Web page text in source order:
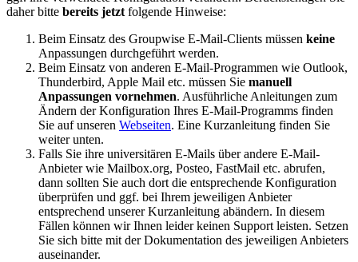
daher bitte bereits jetzt folgende Hinweise:
Beim Einsatz des Groupwise E-Mail-Clients müssen keine
Anpassungen durchgeführt werden.
Beim Einsatz von anderen E-Mail-Programmen wie Outlook,
Thunderbird, Apple Mail etc. müssen Sie manuell
Anpassungen vornehmen. Ausführliche Anleitungen zum
Ändern der Konfiguration Ihres E-Mail-Programms finden
Sie auf unseren Webseiten. Eine Kurzanleitung finden Sie
weiter unten.
Falls Sie ihre universitären E-Mails über andere E-Mail-
Anbieter wie Mailbox.org, Posteo, FastMail etc. abrufen,
dann sollten Sie auch dort die entsprechende Konfiguration
überprüfen und ggf. bei Ihrem jeweiligen Anbieter
entsprechend unserer Kurzanleitung abändern. In diesem
Fällen können wir Ihnen leider keinen Support leisten. Setzen
Sie sich bitte mit der Dokumentation des jeweiligen Anbieters
auseinander.